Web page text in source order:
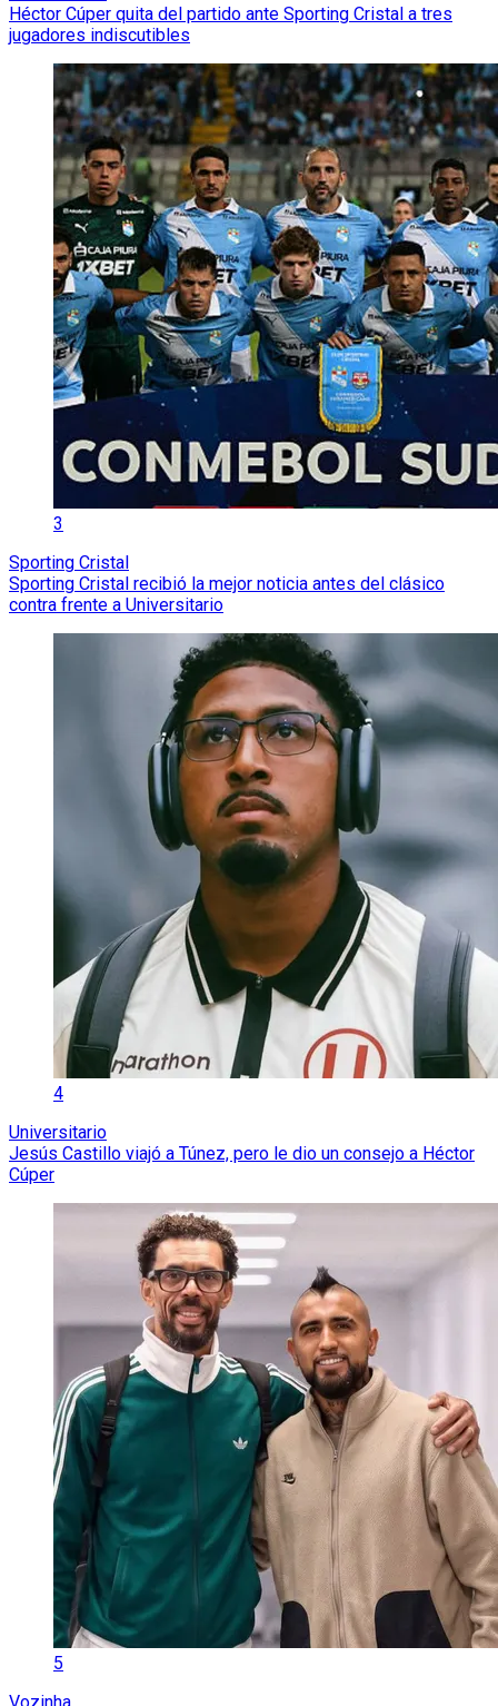
Héctor Cúper quita del partido ante Sporting Cristal a tres
jugadores indiscutibles
3
Sporting Cristal
Sporting Cristal recibió la mejor noticia antes del clásico
contra frente a Universitario
4
Universitario
Jesús Castillo viajó a Túnez, pero le dio un consejo a Héctor
Cúper
5